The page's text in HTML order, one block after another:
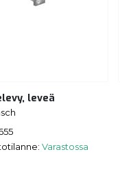
leveä
Varastossa